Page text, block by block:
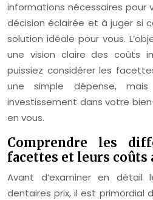
informations nécessaires pour
décision éclairée et à juger si
solution idéale pour vous.
une vision claire des coûts
puissiez considérer les
une simple dépense,
investissement dans votre
en vous.
Comprendre les
facettes et leurs coûts
Avant d’examiner en
dentaires prix, il est primordial